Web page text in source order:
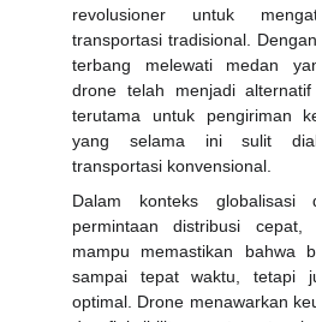
revolusioner untuk
transportasi tradisional.
terbang melewati medan
drone telah menjadi alternatif
terutama untuk pengiriman
yang selama ini sulit
transportasi konvensional.
Dalam konteks globalisasi
permintaan distribusi cepat,
mampu memastikan bahwa
sampai tepat waktu, tetapi
optimal. Drone menawarkan